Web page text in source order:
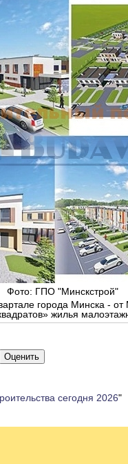
Фото: ГПО "Минскстрой"
города Минска -
жилья
сегодня 2026"